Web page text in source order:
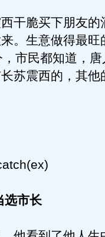
脆买下朋友的
。生意做得最旺
市民都知道，
震西的，其他
选市长